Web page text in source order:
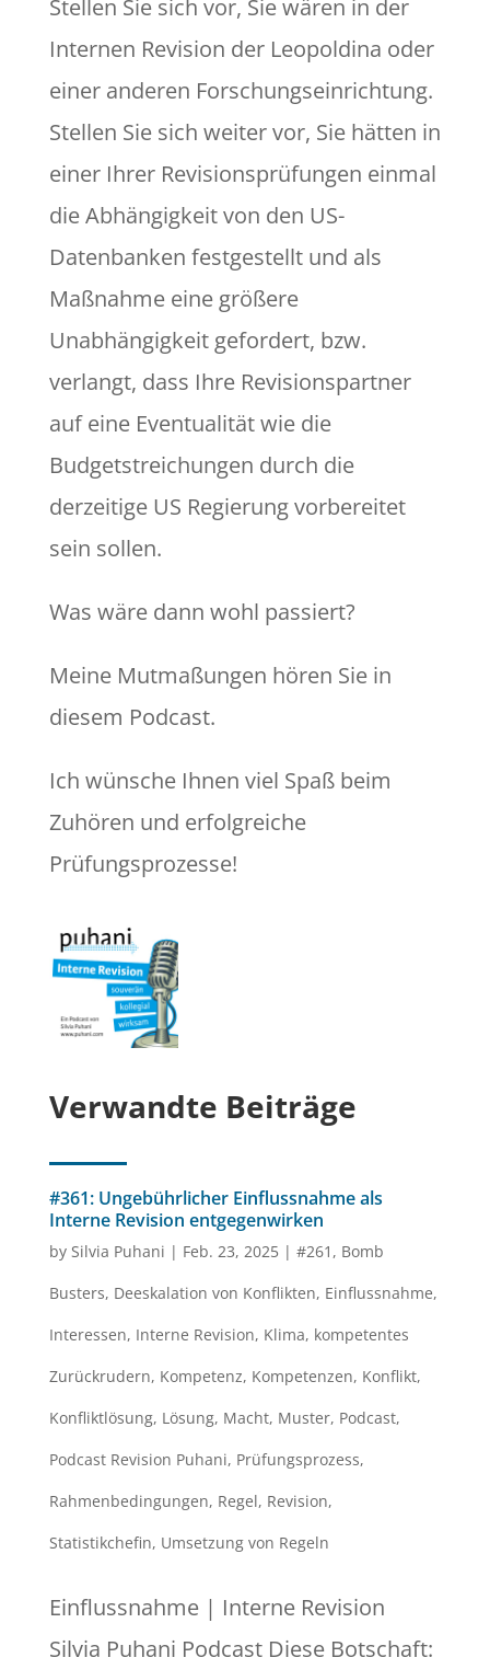
Stellen Sie sich vor, Sie wären in der
Internen Revision der Leopoldina oder
einer anderen Forschungseinrichtung.
Stellen Sie sich weiter vor, Sie hätten in
einer Ihrer Revisionsprüfungen einmal
die Abhängigkeit von den US-
Datenbanken festgestellt und als
Maßnahme eine größere
Unabhängigkeit gefordert, bzw.
verlangt, dass Ihre Revisionspartner
auf eine Eventualität wie die
Budgetstreichungen durch die
derzeitige US Regierung vorbereitet
sein sollen.
Was wäre dann wohl passiert?
Meine Mutmaßungen hören Sie in
diesem Podcast.
Ich wünsche Ihnen viel Spaß beim
Zuhören und erfolgreiche
Prüfungsprozesse!
Verwandte Beiträge
#361: Ungebührlicher Einflussnahme als
Interne Revision entgegenwirken
by Silvia Puhani | Feb. 23, 2025| #261 , Bomb
Busters, Deeskalation von Konflikten, Einflussnahme,
Interessen, Interne Revision, Klima, kompetentes
Zurückrudern, Kompetenz, Kompetenzen, Konflikt,
Konfliktlösung, Lösung, Macht, Muster, Podcast,
Podcast Revision Puhani, Prüfungsprozess,
Rahmenbedingungen, Regel, Revision,
Statistikchefin, Umsetzung von Regeln
Einflussnahme | Interne Revision
Silvia Puhani Podcast Diese Botschaft: